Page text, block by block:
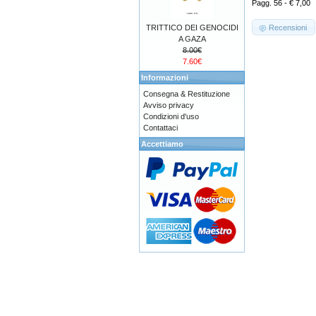
Pagg. 56 - € 7,00
Recensioni
TRITTICO DEI GENOCIDI
A GAZA
8.00€
7.60€
Informazioni
Consegna & Restituzione
Avviso privacy
Condizioni d'uso
Contattaci
Accettiamo